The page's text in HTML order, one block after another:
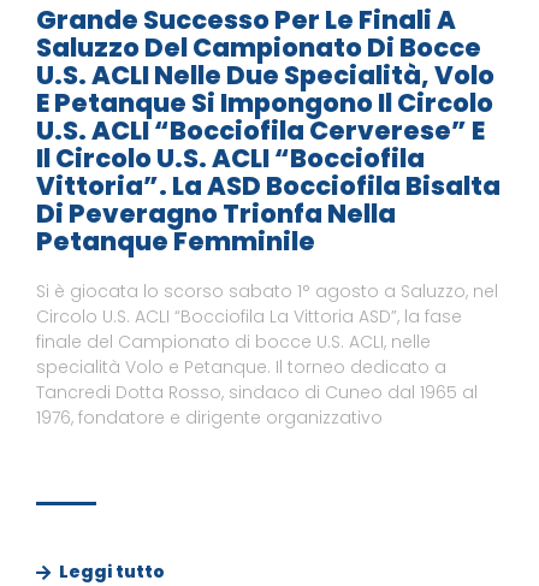
Grande Successo Per Le Finali A
Saluzzo Del Campionato Di Bocce
U.S. ACLI Nelle Due Specialità, Volo
E Petanque Si Impongono Il Circolo
U.S. ACLI “Bocciofila Cerverese” E
Il Circolo U.S. ACLI “Bocciofila
Vittoria”. La ASD Bocciofila Bisalta
Di Peveragno Trionfa Nella
Petanque Femminile
Si è giocata lo scorso sabato 1° agosto a Saluzzo, nel
Circolo U.S. ACLI “Bocciofila La Vittoria ASD”, la fase
finale del Campionato di bocce U.S. ACLI, nelle
specialità Volo e Petanque. Il torneo dedicato a
Tancredi Dotta Rosso, sindaco di Cuneo dal 1965 al
1976, fondatore e dirigente organizzativo
Leggi tutto